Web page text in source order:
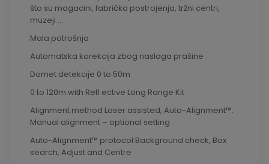
što su magacini, fabrička postrojenja, tržni centri,
muzeji ...
Mala potrošnja
Automatska korekcija zbog naslaga prašine
Domet detekcije 0 to 50m
0 to 120m with Refl ective Long Range Kit
Alignment method Laser assisted, Auto-Alignment™.
Manual alignment – optional setting
Auto-Alignment™ protocol Background check, Box
search, Adjust and Centre